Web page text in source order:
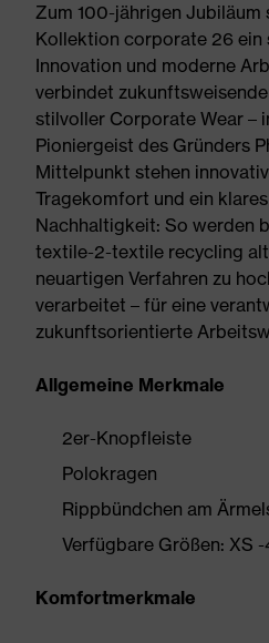
Zum 100-jährigen Jubiläum
Kollektion corporate 26 ein
Innovation und moderne
verbindet
stilvoller Corporate Wear –
Pioniergeist des Gründers
Mittelpunkt stehen
Tragekomfort und ein
Nachhaltigkeit: So werden
textile-2-textile recycling
neuartigen Verfahren zu
verarbeitet – für eine
zukunftsorientierte
Allgemeine Merkmale
2er-Knopfleiste
Polokragen
Rippbündchen am
Verfügbare Größen: XS
Komfortmerkmale